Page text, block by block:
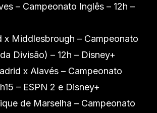
– Campeonato Inglês – 12h –
x Middlesbrough – Campeonato
Divisão) – 12h – Disney+
x Alavés – Campeonato
– ESPN 2 e Disney+
de Marselha – Campeonato